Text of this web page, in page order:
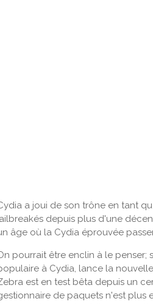
a joui de son trône en tant
depuis plus d'une
âge où la Cydia éprouvée
pourrait être enclin à le
à Cydia, lance la
est en test bêta depuis un
de paquets n'est plus